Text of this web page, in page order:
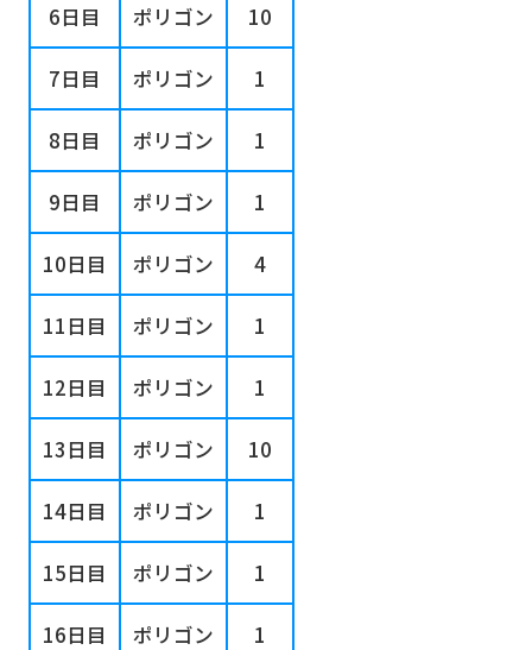
6日目 ポリゴン 10
7日目 ポリゴン 1
8日目 ポリゴン 1
9日目 ポリゴン 1
10日目 ポリゴン 4
11日目 ポリゴン 1
12日目 ポリゴン 1
13日目 ポリゴン 10
14日目 ポリゴン 1
15日目 ポリゴン 1
16日目 ポリゴン 1